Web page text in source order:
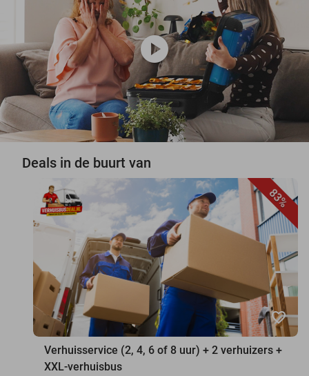
play_circle
Deals in de buurt van
83%
favorite_border
Verhuisservice (2, 4, 6 of 8 uur) + 2 verhuizers +
XXL-verhuisbus